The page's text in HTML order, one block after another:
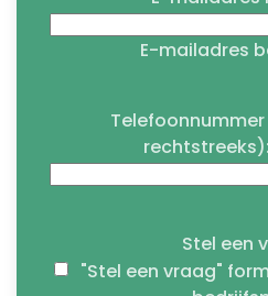
E-mailadres
rechtstreeks):
Stel een
"Stel een vraag"